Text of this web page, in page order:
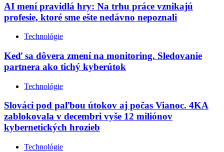
AI mení pravidlá hry: Na trhu práce vznikajú
profesie, ktoré sme ešte nedávno nepoznali
Technológie
Keď sa dôvera zmení na monitoring. Sledovanie
partnera ako tichý kyberútok
Technológie
Slováci pod paľbou útokov aj počas Vianoc. 4KA
zablokovala v decembri vyše 12 miliónov
kybernetických hrozieb
Technológie